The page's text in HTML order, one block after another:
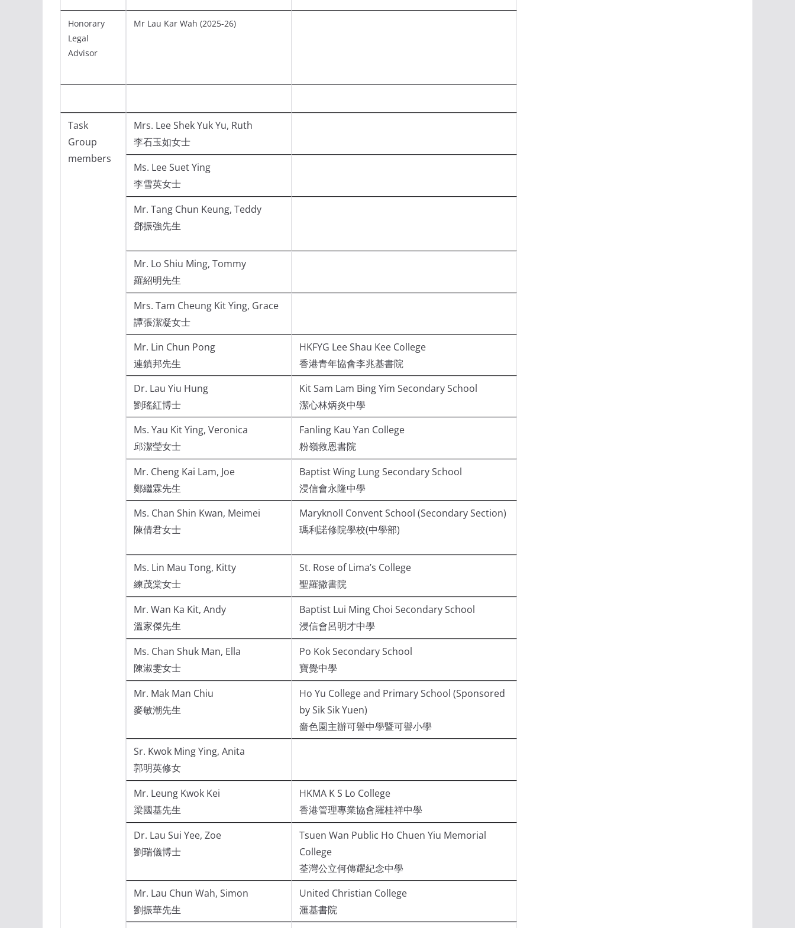
Honorary
Legal
Advisor
Mr Lau Kar Wah (2025-26)
Task
Group
members
Mrs. Lee Shek Yuk Yu, Ruth
李石玉如女士
Ms. Lee Suet Ying
李雪英女士
Mr. Tang Chun Keung, Teddy
鄧振強先生
Mr. Lo Shiu Ming, Tommy
羅紹明先生
Mrs. Tam Cheung Kit Ying, Grace
譚張潔凝女士
Mr. Lin Chun Pong
連鎮邦先生
HKFYG Lee Shau Kee College
香港青年協會李兆基書院
Dr. Lau Yiu Hung
劉瑤紅博士
Kit Sam Lam Bing Yim Secondary School
潔心林炳炎中學
Ms. Yau Kit Ying, Veronica
邱潔瑩女士
Fanling Kau Yan College
粉嶺救恩書院
Mr. Cheng Kai Lam, Joe
鄭繼霖先生
Baptist Wing Lung Secondary School
浸信會永隆中學
Ms. Chan Shin Kwan, Meimei
陳倩君女士
Maryknoll Convent School (Secondary Section)
瑪利諾修院學校(中學部)
Ms. Lin Mau Tong, Kitty
練茂棠女士
St. Rose of Lima’s College
聖羅撒書院
Mr. Wan Ka Kit, Andy
溫家傑先生
Baptist Lui Ming Choi Secondary School
浸信會呂明才中學
Ms. Chan Shuk Man, Ella
陳淑雯女士
Po Kok Secondary School
寶覺中學
Mr. Mak Man Chiu
麥敏潮先生
Ho Yu College and Primary School (Sponsored
by Sik Sik Yuen)
嗇色園主辦可譽中學暨可譽小學
Sr. Kwok Ming Ying, Anita
郭明英修女
Mr. Leung Kwok Kei
梁國基先生
HKMA K S Lo College
香港管理專業協會羅桂祥中學
Dr. Lau Sui Yee, Zoe
劉瑞儀博士
Tsuen Wan Public Ho Chuen Yiu Memorial
College
荃灣公立何傳耀紀念中學
Mr. Lau Chun Wah, Simon
劉振華先生
United Christian College
滙基書院